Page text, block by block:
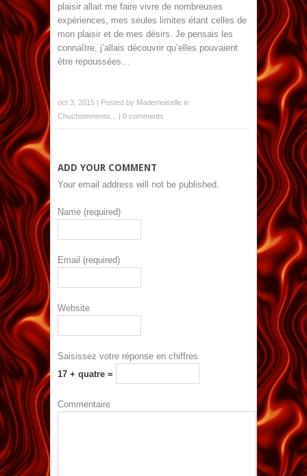
plaisir allait me faire vivre de nombreuses
expériences, mes seules limites étant celles de
mon plaisir et de mes désirs. Je pensais les
connaître, j’allais découvrir qu’elles pouvaient
être repoussées…
oct 3, 2015 | Posted by Mademoiselle in
Chuchotements...
| 0 comments
ADD YOUR COMMENT
Your email address will not be published.
Name (required)
Email (required)
Website
Saisissez votre réponse en chiffres
17 + quatre =
Commentaire